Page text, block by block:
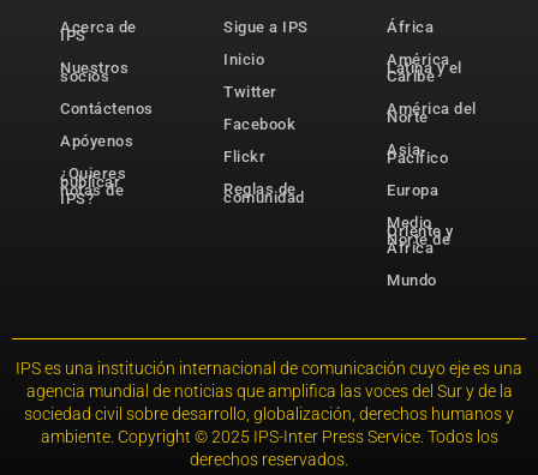
Acerca de
IPS
Nuestros
socios
Contáctenos
Apóyenos
¿Quieres
publicar
notas de
IPS?
Sigue a IPS
Inicio
Twitter
Facebook
Flickr
Reglas de
comunidad
África
América
Latina y el
Caribe
América del
Norte
Asia-
Pacífico
Europa
Medio
Oriente y
Norte de
África
Mundo
IPS es una institución internacional de comunicación cuyo eje es una
agencia mundial de noticias que amplifica las voces del Sur y de la
sociedad civil sobre desarrollo, globalización, derechos humanos y
ambiente. Copyright © 2025 IPS-Inter Press Service. Todos los
derechos reservados.